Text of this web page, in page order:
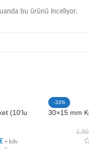
bu ürünü inceliyor.
(10’lu
+ kdv
-33%
30×15 mm